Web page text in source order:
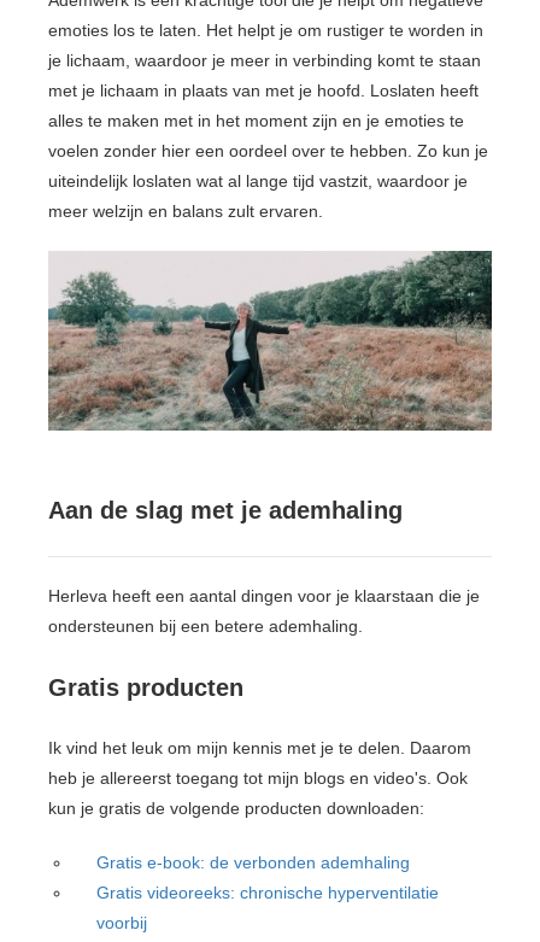
emoties los te laten. Het helpt je om rustiger te worden in
je lichaam, waardoor je meer in verbinding komt te staan
met je lichaam in plaats van met je hoofd. Loslaten heeft
alles te maken met in het moment zijn en je emoties te
voelen zonder hier een oordeel over te hebben. Zo kun je
uiteindelijk loslaten wat al lange tijd vastzit, waardoor je
meer welzijn en balans zult ervaren.
Aan de slag met je ademhaling
Herleva heeft een aantal dingen voor je klaarstaan die je
ondersteunen bij een betere ademhaling.
Gratis producten
Ik vind het leuk om mijn kennis met je te delen. Daarom
heb je allereerst toegang tot mijn blogs en video's. Ook
kun je gratis de volgende producten downloaden:
Gratis e-book: de verbonden ademhaling
Gratis videoreeks: chronische hyperventilatie
voorbij